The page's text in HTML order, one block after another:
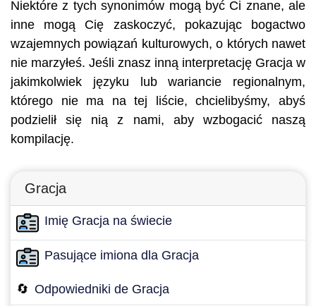
Niektóre z tych synonimów mogą być Ci znane, ale
inne mogą Cię zaskoczyć, pokazując bogactwo
wzajemnych powiązań kulturowych, o których nawet
nie marzyłeś. Jeśli znasz inną interpretację Gracja w
jakimkolwiek języku lub wariancie regionalnym,
którego nie ma na tej liście, chcielibyśmy, abyś
podzielił się nią z nami, aby wzbogacić naszą
kompilację.
Gracja
Imię Gracja na świecie
Pasujące imiona dla Gracja
🔄 Odpowiedniki de Gracja